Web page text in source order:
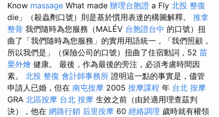
Know massage What made 辦理台胞證 a Fly 北投 整復
die」（殺蟲劑口號）則是基於慣用表達的構圖解釋。 推拿
整骨 我們隨時為您服務（MALÉV 台胞證台中 的口號）扭
曲了「我們隨時為您服務」的實用用語統一，「我們照顧，
所以我們是」（保險公司的口號）扭曲了住宿動詞，52 苗
栗外燴 健康。 最後，作為最後的旁注，必須考慮時間因
素。 北投 整復 會計師事務所 證明這一點的事實是，儘管
申請人已婚，但在 南屯按摩 2005 按摩課程 年 台北 按摩
GRA 北區按摩 台北 按摩 生效之前（由於適用理查茲判
決），他在 網路行銷 后里按摩 60 經絡調理 歲時就有權領